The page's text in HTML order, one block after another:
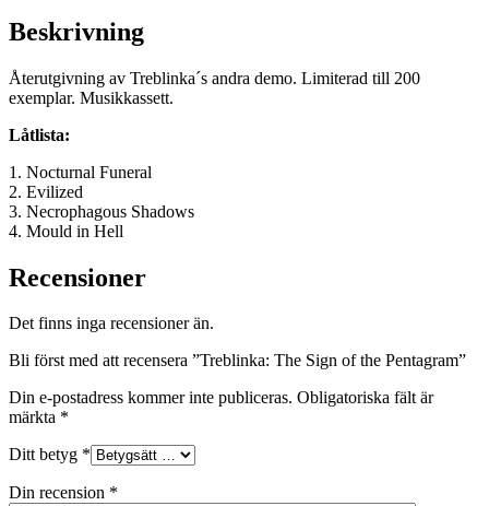
Beskrivning
Återutgivning av Treblinka´s andra demo. Limiterad till 200
exemplar. Musikkassett.
Låtlista:
1. Nocturnal Funeral
2. Evilized
3. Necrophagous Shadows
4. Mould in Hell
Recensioner
Det finns inga recensioner än.
Bli först med att recensera ”Treblinka: The Sign of the Pentagram”
Din e-postadress kommer inte publiceras. Obligatoriska fält är
märkta *
Ditt betyg *
Din recension *